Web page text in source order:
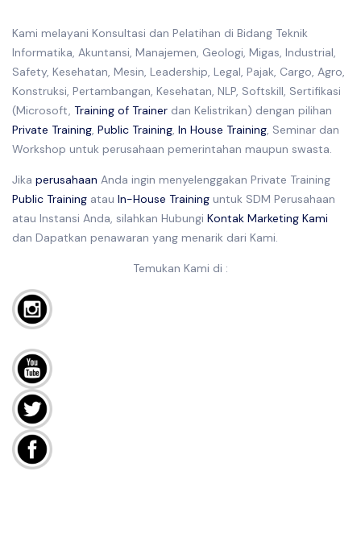
Kami melayani Konsultasi dan Pelatihan di Bidang Teknik
Informatika, Akuntansi, Manajemen, Geologi, Migas, Industrial,
Safety, Kesehatan, Mesin, Leadership, Legal, Pajak, Cargo, Agro,
Konstruksi, Pertambangan, Kesehatan, NLP, Softskill, Sertifikasi
(Microsoft, Training of Trainer dan Kelistrikan) dengan pilihan
Private Training, Public Training, In House Training, Seminar dan
Workshop untuk perusahaan pemerintahan maupun swasta.
Jika perusahaan Anda ingin menyelenggakan Private Training
Public Training atau In-House Training untuk SDM Perusahaan
atau Instansi Anda, silahkan Hubungi Kontak Marketing Kami
dan Dapatkan penawaran yang menarik dari Kami.
Temukan Kami di :